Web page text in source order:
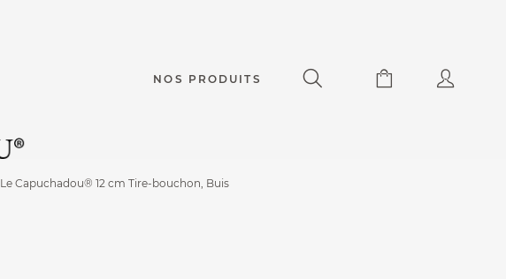
NOS PRODUITS
Le Capuchadou® 12 cm Tire-bouchon, Buis